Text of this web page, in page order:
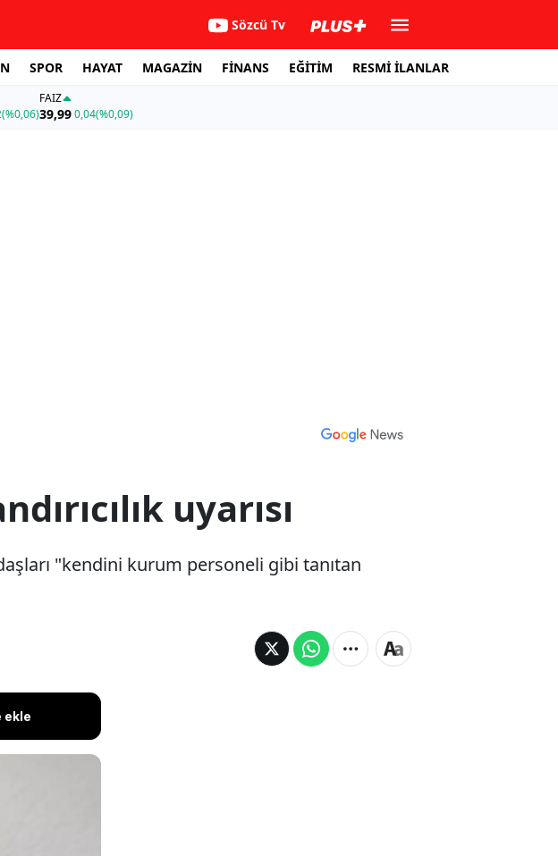
Sözcü Tv
SPOR HAYAT MAGAZİN FİNANS EĞİTİM RESMİ İLANLAR
(%0,06)
FAİZ
39,990,04(%0,09)
uyarısı
"kendini kurum personeli gibi tanıtan
ekle